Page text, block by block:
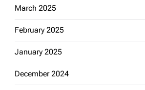
March 2025
February 2025
January 2025
December 2024